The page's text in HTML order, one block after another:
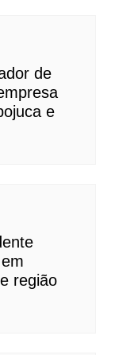
de
e
região